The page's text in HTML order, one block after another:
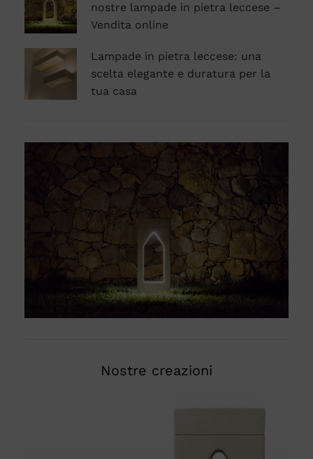
nostre lampade in pietra leccese –
Vendita online
Lampade in pietra leccese: una
scelta elegante e duratura per la
tua casa
Nostre creazioni